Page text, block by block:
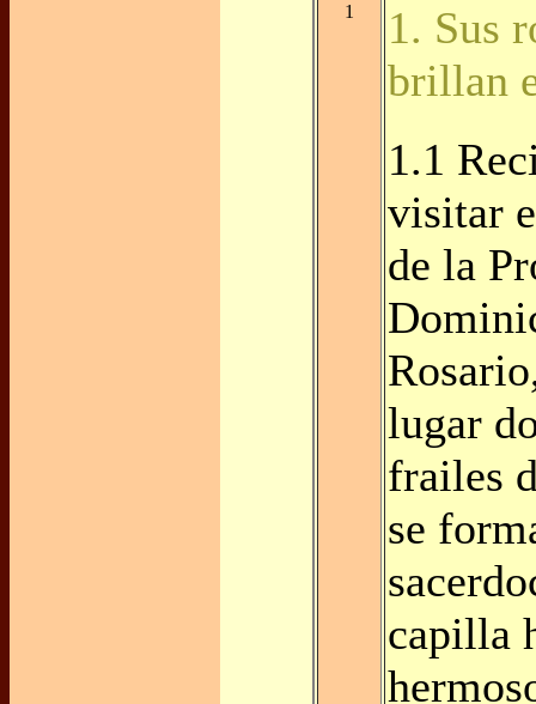
1
1. Sus
brillan
1.1
visitar
de la
lugar
frailes
se
capilla